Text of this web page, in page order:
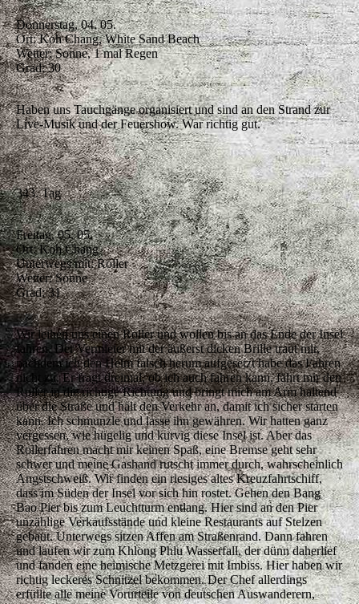
Donnerstag, 04. 05.
Ort: Koh Chang, White Sand Beach
Wetter: Sonne, 1 mal Regen
Grad: 30
Haben uns Tauchgänge organisiert und sind an den Strand zur
Live-Musik und der Feuershow. War richtig gut.
343. Tag
Freitag, 05. 05.
Ort: Koh Chang
Unterwegs mit: Roller
Wetter: Sonne
Grad: 31
Wir leihen uns einen Roller und wollen bis an das Ende der Insel
fahren. Der Vermieter mit der äußerst dicken Brille traut mir,
nachdem ich den Helm falsch herum aufgesetzt habe das Fahren
nicht zu. Er fragt dreimal, ob ich auch fahren kann, fährt mir den
Roller in die richtige Richtung und bringt mich am Arm haltend
über die Straße und hält den Verkehr an, damit ich sicher starten
kann. Ich schmunzle und lasse ihn gewähren. Wir hatten ganz
vergessen, wie hügelig und kurvig diese Insel ist. Aber das
Rollerfahren macht mir keinen Spaß, eine Bremse geht sehr
schwer und meine Gashand rutscht immer durch, wahrscheinlich
Angstschweiß. Wir finden ein riesiges altes Kreuzfahrtschiff,
dass im Süden der Insel vor sich hin rostet. Gehen den Bang
Bao Pier bis zum Leuchtturm entlang. Hier sind an den Pier
unzählige Verkaufsstände und kleine Restaurants auf Stelzen
gebaut. Unterwegs sitzen Affen am Straßenrand. Dann fahren
und laufen wir zum Khlong Phlu Wasserfall, der dünn daherlief
und fanden eine heimische Metzgerei mit Imbiss. Hier haben wir
richtig leckeres Schnitzel bekommen. Der Chef allerdings
erfüllte alle meine Vorurteile von deutschen Auswanderern,